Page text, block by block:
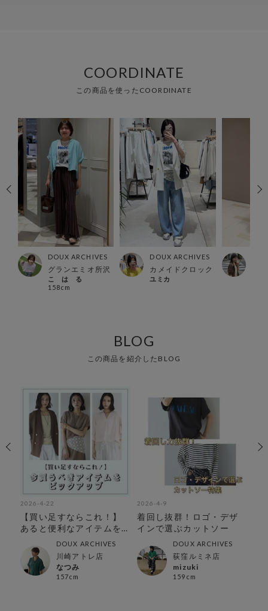
COORDINATE
この商品を使ったCOORDINATE
DOUX ARCHIVES
グランエミオ所沢
こ は る
158cm
DOUX ARCHIVES
カメイドクロック
ユミカ
BLOG
この商品を紹介したBLOG
2026-4-22
【買い足すならこれ！】
あると便利なアイテムを
ピックアップDOUX ARCHIVES
川崎アトレ店
なつみ
157cm
2026-4-9
着回し抜群！ロゴ・デザ
インで選ぶカットソー
DOUX ARCHIVES
荻窪ルミネ店
mizuki
159cm